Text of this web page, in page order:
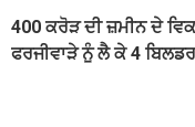
400 ਕਰੋੜ ਦੀ ਜ਼ਮੀਨ ਦੇ
ਫਰਜੀਵਾੜੇ ਨੂੰ ਲੈ ਕੇ 4